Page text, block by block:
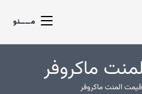
مــــنو
ماکروفر
المنت ماکروفر